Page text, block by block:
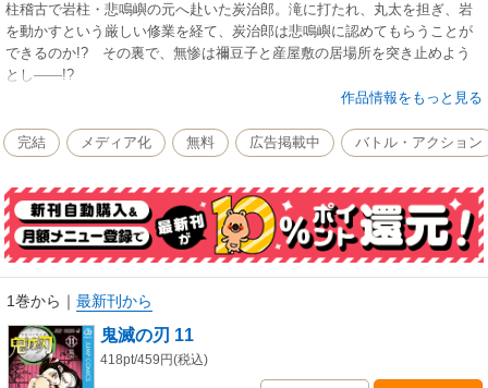
柱稽古で岩柱・悲鳴嶼の元へ赴いた炭治郎。滝に打たれ、丸太を担ぎ、岩
を動かすという厳しい修業を経て、炭治郎は悲鳴嶼に認めてもらうことが
できるのか!? その裏で、無惨は禰豆子と産屋敷の居場所を突き止めよう
とし――!?
作品情報をもっと見る
完結 メディア化 無料 広告掲載中 バトル・アクション
1巻から ｜ 最新刊から
鬼滅の刃 11
418pt/459円(税込)